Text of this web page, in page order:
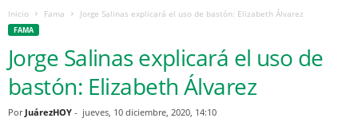
Inicio Fama Jorge Salinas explicará el uso de bastón: Elizabeth Álvarez
FAMA
Jorge Salinas explicará el uso de
bastón: Elizabeth Álvarez
Por JuárezHOY - jueves, 10 diciembre, 2020, 14:10